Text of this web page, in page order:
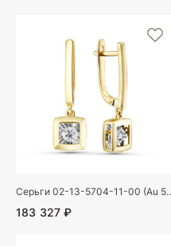
Серьги 02-
183 327 ₽